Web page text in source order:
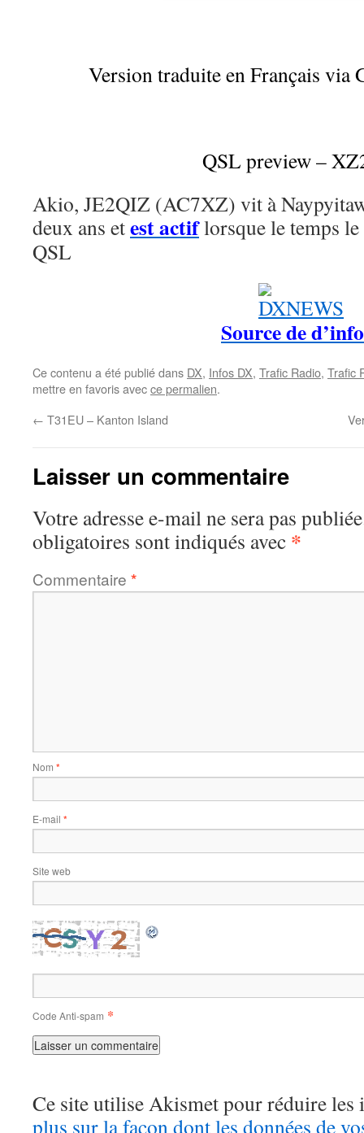
Version traduite en Français via
QSL preview –
Akio, JE2QIZ (AC7XZ) vit à
deux ans etest actiflorsque le temps le
QSL
Source de d’info
Ce contenu a été publié dans DX, Infos DX, Trafic Radio, Trafic
mettre en favoris avecce permalien.
← T31EU – Kanton Island
Laisser un commentaire
Votre adresse e-mail ne sera pas
obligatoires sont indiqués avec *
Commentaire *
Nom *
E-mail *
Site web
Code Anti-spam *
Ce site utilise Akismet pour réduire les
plus sur la façon dont les données de